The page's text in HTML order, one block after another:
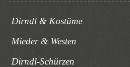
Dirndl & Kostüme
Mieder & Westen
Dirndl-Schürzen